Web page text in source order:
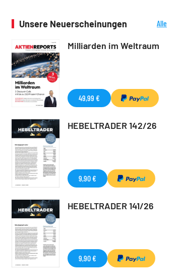
Unsere Neuerscheinungen
Alle
Milliarden im Weltraum
49,99 €
HEBELTRADER 142/26
9,90 €
HEBELTRADER 141/26
9,90 €